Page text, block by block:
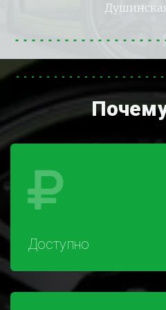
Доступно